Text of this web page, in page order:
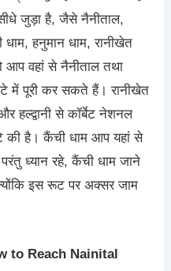
जुड़ा है, जैसे नैनीताल,
हनुमान धाम, रानीखेत
आप वहां से नैनीताल तथा
में पूरी कर सकते हैं। रानीखेत
हल्द्वानी से कॉर्बेट नेशनल
की है। कैंची धाम आप यहां से
ध्यान रहे, कैंची धाम जाने
इस रूट पर अक्सर जाम
to Reach Nainital